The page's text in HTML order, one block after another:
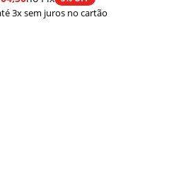
3x sem juros no cartão